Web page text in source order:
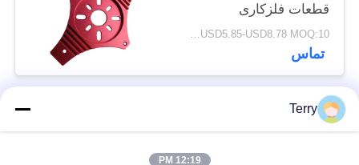
قطعات فلزکاری
ماشینکاری
USD5.85-USD8.78 MOQ:10رایانه های شخصی
تماس
دسته بندی های محبوب
Terry
12:19 PM